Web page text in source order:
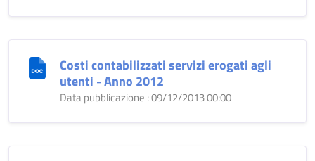
Costi contabilizzati servizi erogati agli
utenti - Anno 2012
Data pubblicazione : 09/12/2013 00:00